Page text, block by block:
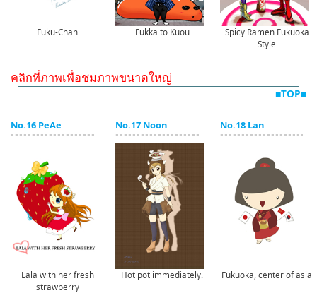
Fuku-Chan Fukka to Kuou
Spicy Ramen Fukuoka
Style
คลิกที่ภาพเพื่อชมภาพขนาดใหญ่
■TOP■
No.16 PeAe
Lala with her fresh
strawberry
No.17 Noon
Hot pot immediately.
No.18 Lan
Fukuoka, center of asia